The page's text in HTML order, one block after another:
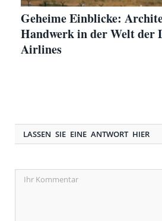
Geheime Einblicke:
Handwerk in der Welt der
Airlines
LASSEN SIE EINE ANTWORT HIER